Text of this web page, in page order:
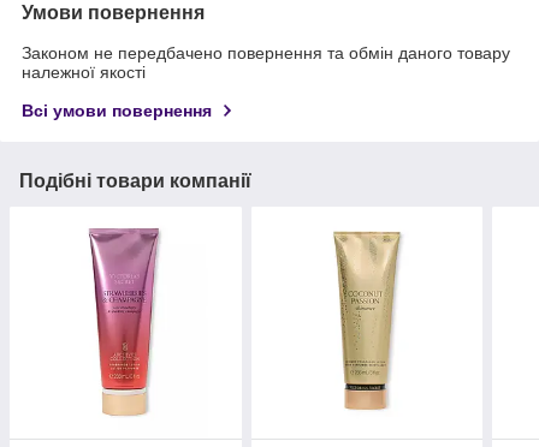
Умови повернення
Законом не передбачено повернення та обмін даного товару
належної якості
Всі умови повернення
Подібні товари компанії